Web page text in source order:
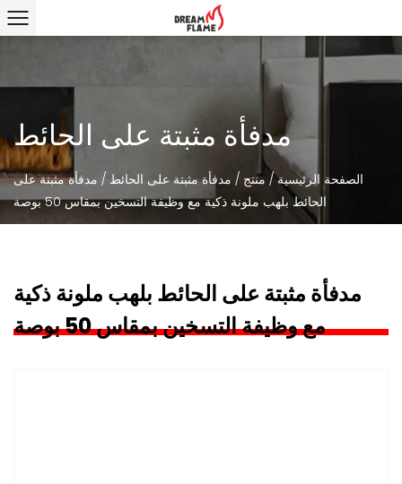
مدفأة مثبتة على الحائط
الصفحة الرئيسية/ منتج / مدفأة مثبتة على الحائط / مدفأة مثبتة على
الحائط بلهب ملونة ذكية مع وظيفة التسخين بمقاس 50 بوصة
مدفأة مثبتة على الحائط بلهب ملونة ذكية
مع وظيفة التسخين بمقاس 50 بوصة